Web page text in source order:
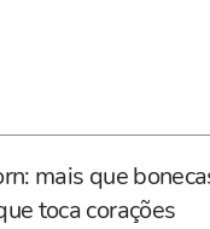
mais que
toca corações